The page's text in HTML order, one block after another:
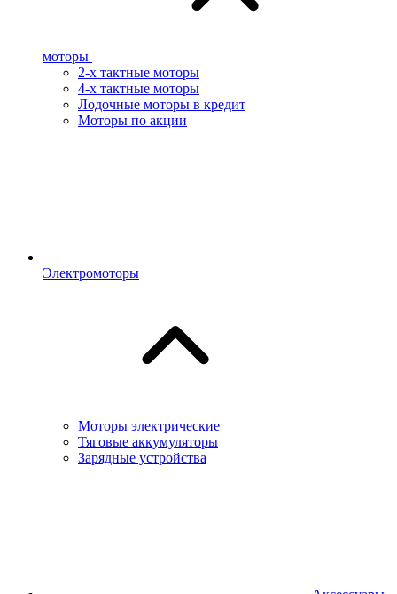
моторы
2-х тактные моторы
4-х тактные моторы
Лодочные моторы в кредит
Моторы по акции
Электромоторы
Моторы электрические
Тяговые аккумуляторы
Зарядные устройства